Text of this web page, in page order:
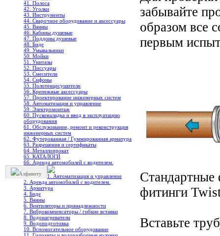
41. Полоса
42. Уголки
43. Инструменты
44. Сварочное оборудование и аксессуары
45. Ванны
46. Кабины душевые
47. Поддоны душевые
48. Биде
49. Умывальники
50. Мойки
51. Унитазы
52. Писсуары
53. Смесители
54. Сифоны
55. Полотенцесушители
56. Крепежные аксессуары
57. Проектирование инженерных систем
58. Автоматизация и управление
59. Электромонтаж
60. Пусконаладка и ввод в эксплуатацию
оборудования
61. Обслуживание, ремонт и реконструкция
инженерных систем
62. Футерованная / Гуммированная арматура
63. Разрешения и сертификаты
64. Металлопрокат
65. КАТАЛОГИ
66. Аренда автомобилей с водителем.
Алфавиту
1. Автоматизация и управление
2. Аренда автомобилей с водителем.
3. Арматура
4. Биде
5. Ванны
6. Вентиляторы и принадлежности
7. Виброкомпенсаторы / гибкие вставки
8. Водонагреватели
9. Водоподготовка
10. Вспомогательное оборудование
забывайте
образом все
первым
Стандартные
фитинги
Вставьте